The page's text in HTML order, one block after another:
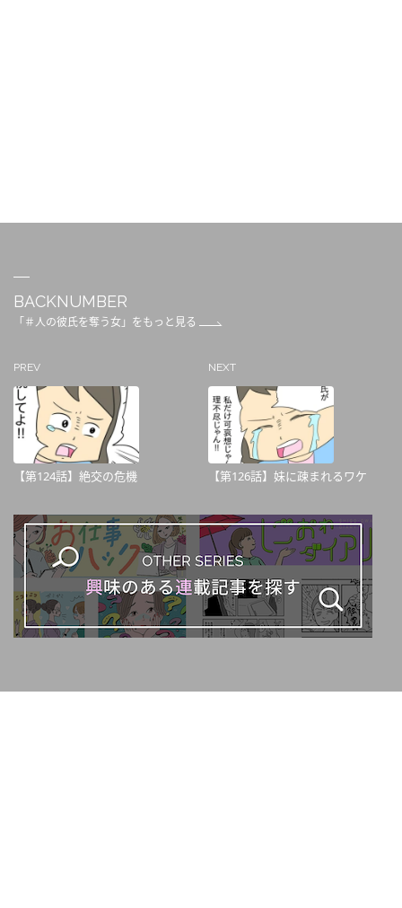
BACKNUMBER
「＃人の彼氏を奪う女」をもっと見る
PREV
【第124話】絶交の危機
NEXT
【第126話】妹に疎まれるワケ